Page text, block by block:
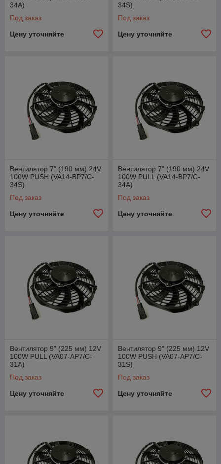
34A)
Под заказ
Цену уточняйте
34S)
Под заказ
Цену уточняйте
Вентилятор 7" (190 мм) 24V
100W PUSH (VA14-BP7/C-
34S)
Под заказ
Цену уточняйте
Вентилятор 7" (190 мм) 24V
100W PULL (VA14-BP7/C-
34A)
Под заказ
Цену уточняйте
Вентилятор 9" (225 мм) 12V
100W РULL (VA07-AP7/C-
31A)
Под заказ
Цену уточняйте
Вентилятор 9" (225 мм) 12V
100W РUSH (VA07-AP7/C-
31S)
Под заказ
Цену уточняйте